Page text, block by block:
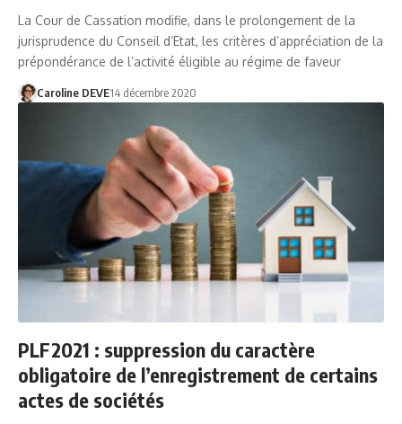
La Cour de Cassation modifie, dans le prolongement de la
jurisprudence du Conseil d’Etat, les critères d’appréciation de la
prépondérance de l’activité éligible au régime de faveur
Caroline DEVE14 décembre 2020
PLF2021 : suppression du caractère
obligatoire de l’enregistrement de certains
actes de sociétés